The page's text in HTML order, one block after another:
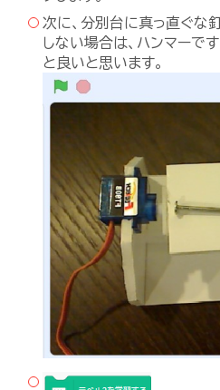
次に、分別台に真っ直ぐな
しない場合は、ハンマーで
と良いと思います。